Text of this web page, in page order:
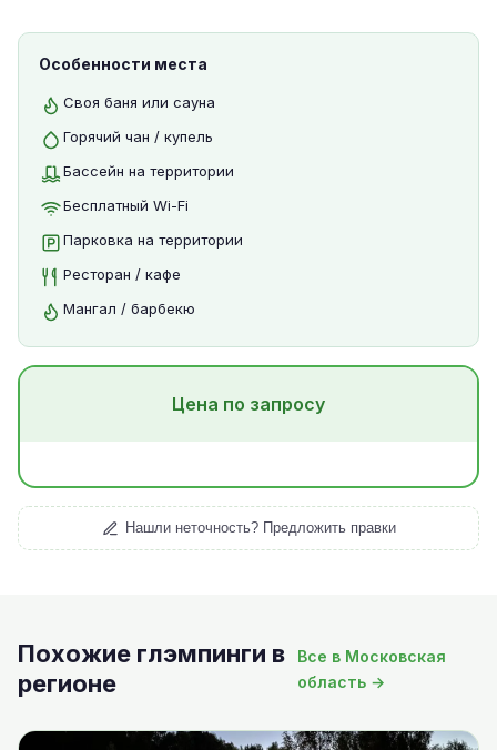
Особенности места
Своя баня или сауна
Горячий чан / купель
Бассейн на территории
Бесплатный Wi-Fi
Парковка на территории
Ресторан / кафе
Мангал / барбекю
Цена по запросу
Нашли неточность? Предложить правки
Похожие глэмпинги в
регионе
Все в Московская
область →